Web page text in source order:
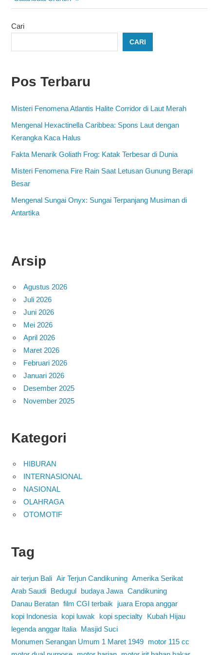
Cari
CARI
Pos Terbaru
Misteri Fenomena Atlantis Halite Corridor di Laut Merah
Mengenal Hexactinella Caribbea: Spons Laut dengan
Kerangka Kaca Halus
Fakta Menarik Goliath Frog: Katak Terbesar di Dunia
Misteri Fenomena Fire Rain Saat Letusan Gunung Berapi
Besar
Mengenal Sungai Onyx: Sungai Terpanjang Musiman di
Antartika
Arsip
Agustus 2026
Juli 2026
Juni 2026
Mei 2026
April 2026
Maret 2026
Februari 2026
Januari 2026
Desember 2025
November 2025
Kategori
HIBURAN
INTERNASIONAL
NASIONAL
OLAHRAGA
OTOMOTIF
Tag
air terjun Bali Air Terjun Candikuning Amerika Serikat
Arab Saudi
Bedugul budaya Jawa Candikuning
Danau Beratan film CGI terbaik
juara Eropa anggar
kopi Indonesia
kopi luwak kopi specialty
Kubah Hijau
legenda anggar Italia
Masjid Suci
Monumen Serangan Umum 1 Maret 1949
motor 115 cc